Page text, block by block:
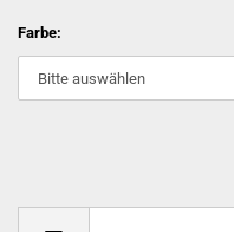
Farbe: